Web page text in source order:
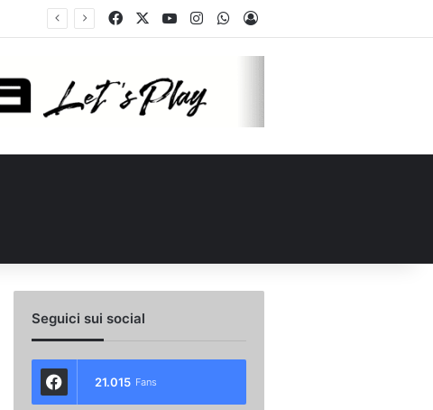
FacebookYou TubeInstagramWhatsApp
Accedi
Seguici sui social
21.015 Fans